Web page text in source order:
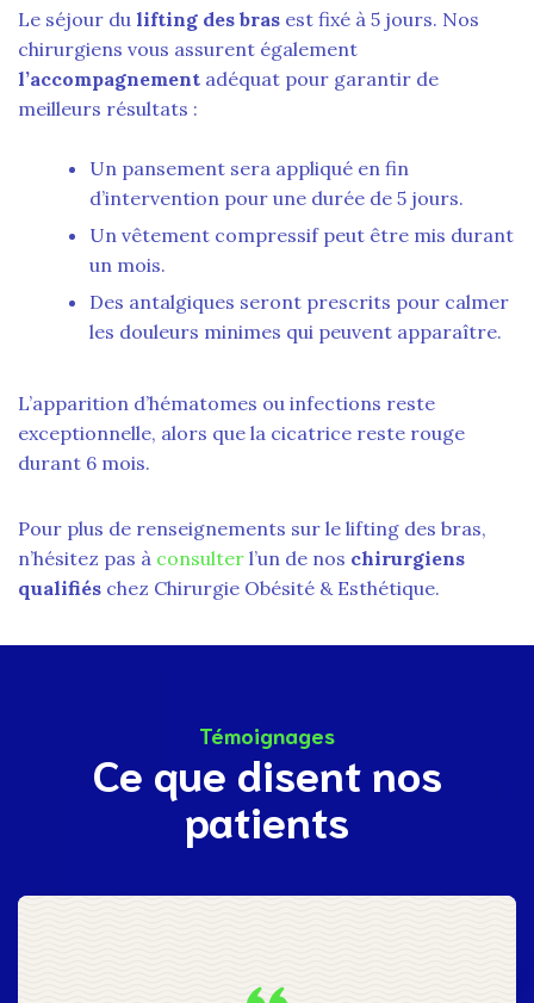
Le séjour du lifting des bras est fixé à 5 jours. Nos
chirurgiens vous assurent également
l’accompagnement adéquat pour garantir de
meilleurs résultats :
Un pansement sera appliqué en fin
d’intervention pour une durée de 5 jours.
Un vêtement compressif peut être mis durant
un mois.
Des antalgiques seront prescrits pour calmer
les douleurs minimes qui peuvent apparaître.
L’apparition d’hématomes ou infections reste
exceptionnelle, alors que la cicatrice reste rouge
durant 6 mois.
Pour plus de renseignements sur le lifting des bras,
n’hésitez pas à consulter l’un de nos chirurgiens
qualifiés chez Chirurgie Obésité & Esthétique.
Témoignages
Ce que disent nos
patients